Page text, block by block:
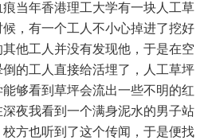
当年香港理工大学有一块人工草
，有一个工人不小心掉进了挖好
他工人并没有发现他，于是在空
的工人直接给活埋了，人工草坪
够看到草坪会流出一些不明的红
夜我看到一个满身泥水的男子站
方也听到了这个传闻，于是便找